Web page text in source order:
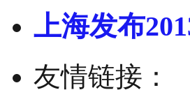
上海发布
友情链接：